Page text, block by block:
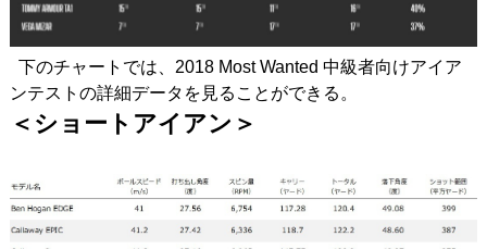
下のチャートでは、2018 Most Wanted 中級者向けアイア
ンテストの詳細データを見ることができる。
＜ショートアイアン＞